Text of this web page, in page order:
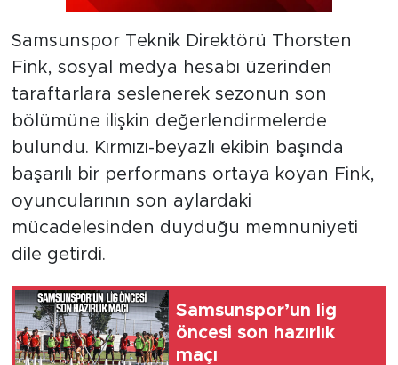
Samsunspor Teknik Direktörü Thorsten
Fink, sosyal medya hesabı üzerinden
taraftarlara seslenerek sezonun son
bölümüne ilişkin değerlendirmelerde
bulundu. Kırmızı-beyazlı ekibin başında
başarılı bir performans ortaya koyan Fink,
oyuncularının son aylardaki
mücadelesinden duyduğu memnuniyeti
dile getirdi.
Samsunspor’un lig
öncesi son hazırlık
maçı